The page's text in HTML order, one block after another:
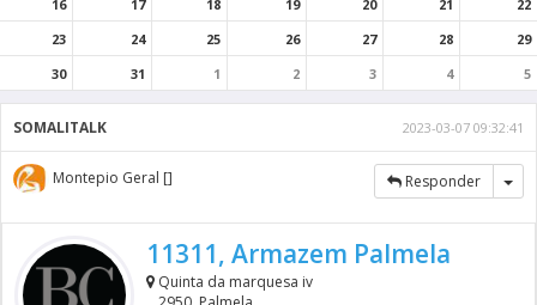
16
17 18 19 20 21
22
23
24 25 26 27 28
29
30
31 1 2 3 4 5
SOMALITALK 2023-03-07 09:32:41
Montepio Geral [] Responder
11311, Armazem Palmela
Quinta da marquesa iv